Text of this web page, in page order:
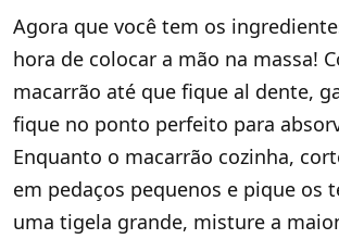
Agora que você tem os
hora de colocar a mão na massa!
macarrão até que fique al dente,
fique no ponto perfeito para
Enquanto o macarrão cozinha,
em pedaços pequenos e pique os
uma tigela grande, misture a